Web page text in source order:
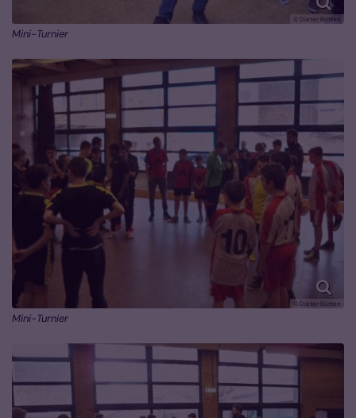
© Dieter Rütten
Mini-Turnier
© Dieter Rütten
Mini-Turnier